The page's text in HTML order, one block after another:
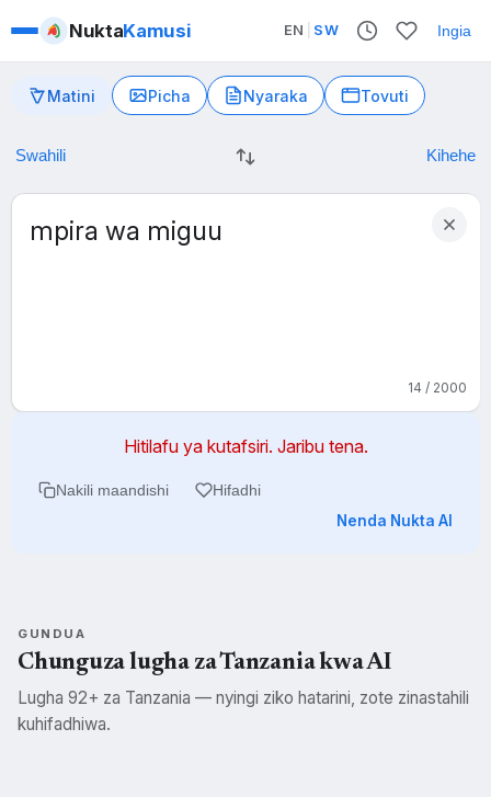
NuktaKamusi EN SW Ingia
Matini Picha Nyaraka Tovuti
14 / 2000
Hitilafu ya kutafsiri. Jaribu tena.
Nakili maandishi Hifadhi
Nenda Nukta AI
GUNDUA
Chunguza lugha za Tanzania kwa AI
Lugha 92+ za Tanzania — nyingi ziko hatarini, zote zinastahili
kuhifadhiwa.
Swahili